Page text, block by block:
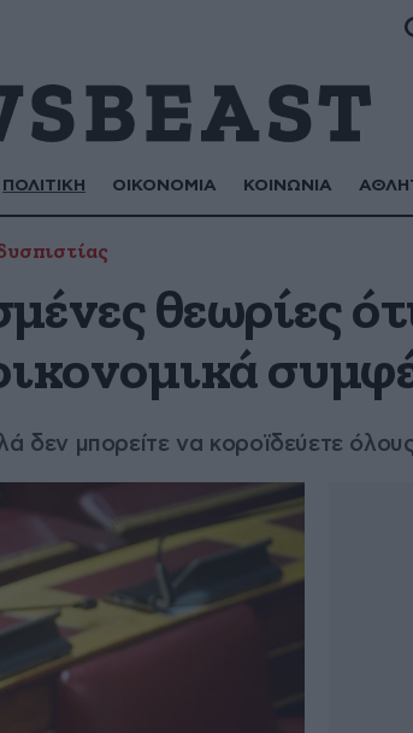
ΠΟΛΙΤΙΚΗ ΟΙΚΟΝΟΜΙΑ ΚΟΙΝΩΝΙΑ
θεωρίες
δεν μπορείτε να κοροϊδεύετε